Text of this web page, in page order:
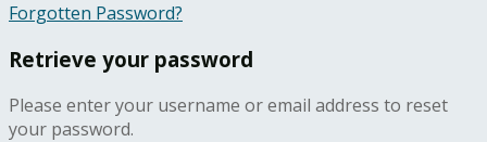
Forgotten Password?
Retrieve your password
Please enter your username or email address to reset
your password.